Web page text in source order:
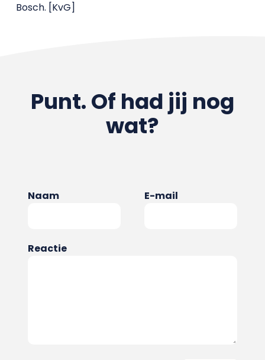
Bosch. [KvG]
Punt. Of had jij nog
wat?
Naam E-mail
Reactie